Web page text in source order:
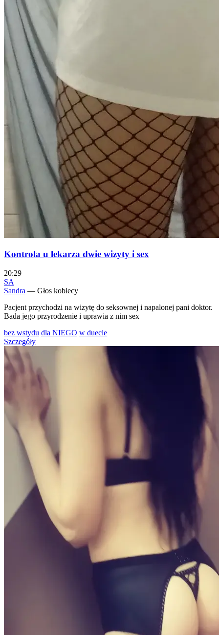
Kontrola u lekarza dwie wizyty i sex
20:29
SA
Sandra — Głos kobiecy
Pacjent przychodzi na wizytę do seksownej i napalonej pani doktor.
Bada jego przyrodzenie i uprawia z nim sex
bez wstydu dla NIEGO w duecie
Szczegóły